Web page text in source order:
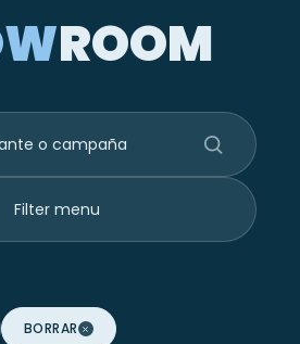
ROOM
Filter menu
BORRAR